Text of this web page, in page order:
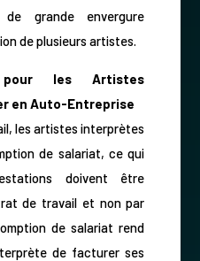
grande envergure
de plusieurs artistes.
pour les Artistes
en Auto-Entreprise
les artistes interprètes
de salariat, ce qui
doivent être
de travail et non par
de salariat rend
de facturer ses